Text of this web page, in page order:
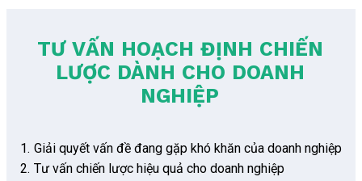
Giải quyết vấn đề đang gặp khó khăn của doanh nghiệp
Tư vấn chiến lược hiệu quả cho doanh nghiệp
TƯ VẤN HOẠCH ĐỊNH CHIẾN
LƯỢC DÀNH CHO DOANH
NGHIỆP